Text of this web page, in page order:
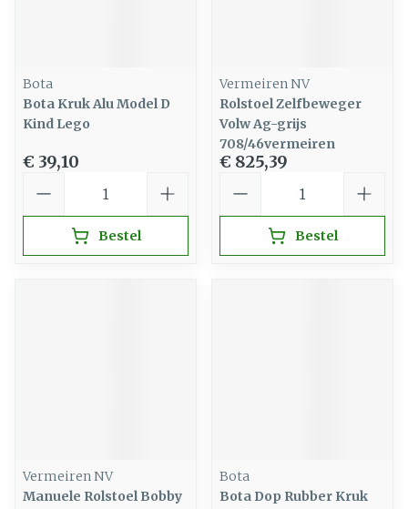
Bota
Bota Kruk Alu Model D
Kind Lego
€ 39,10
Bestel
Vermeiren NV
Rolstoel Zelfbeweger
Volw Ag-grijs
708/46vermeiren
€ 825,39
Bestel
Vermeiren NV
Manuele Rolstoel Bobby
Bota
Bota Dop Rubber Kruk